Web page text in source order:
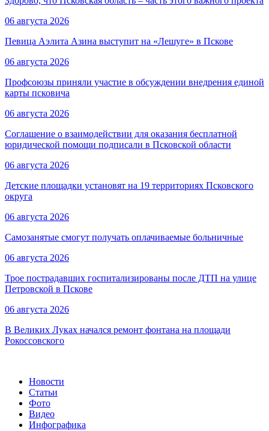
06 августа 2026
Певица Аэлита Азина выступит на «Лешуге» в Пскове
06 августа 2026
Профсоюзы приняли участие в обсуждении внедрения единой
карты псковича
06 августа 2026
Соглашение о взаимодействии для оказания бесплатной
юридической помощи подписали в Псковской области
06 августа 2026
Детские площадки установят на 19 территориях Псковского
округа
06 августа 2026
Самозанятые смогут получать оплачиваемые больничные
06 августа 2026
Трое пострадавших госпитализированы после ДТП на улице
Петровской в Пскове
06 августа 2026
В Великих Луках начался ремонт фонтана на площади
Рокоссовского
Новости
Статьи
Фото
Видео
Инфографика